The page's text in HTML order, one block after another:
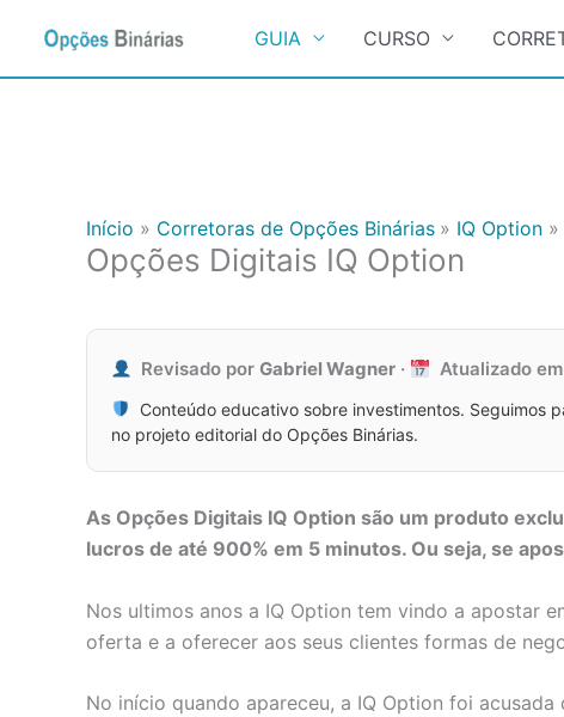
GUIA CURSO
Início Corretoras de Opções Binárias IQ Option
Opções Digitais IQ Option
Revisado porGabriel Wagner · Atualizado em
Conteúdo educativo sobre investimentos. Seguimos
no projeto editorial do Opções Binárias.
As Opções Digitais IQ Option são um produto
lucros de até 900% em 5 minutos. Ou seja, se
Nos ultimos anos a IQ Option tem vindo a apostar
oferta e a oferecer aos seus clientes formas de
No início quando apareceu, a IQ Option foi